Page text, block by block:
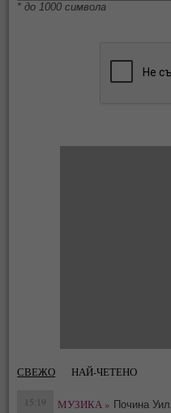
* до 1000 символа
СВЕЖО НАЙ-ЧЕТЕНО
15:19 МУЗИКА » Почина